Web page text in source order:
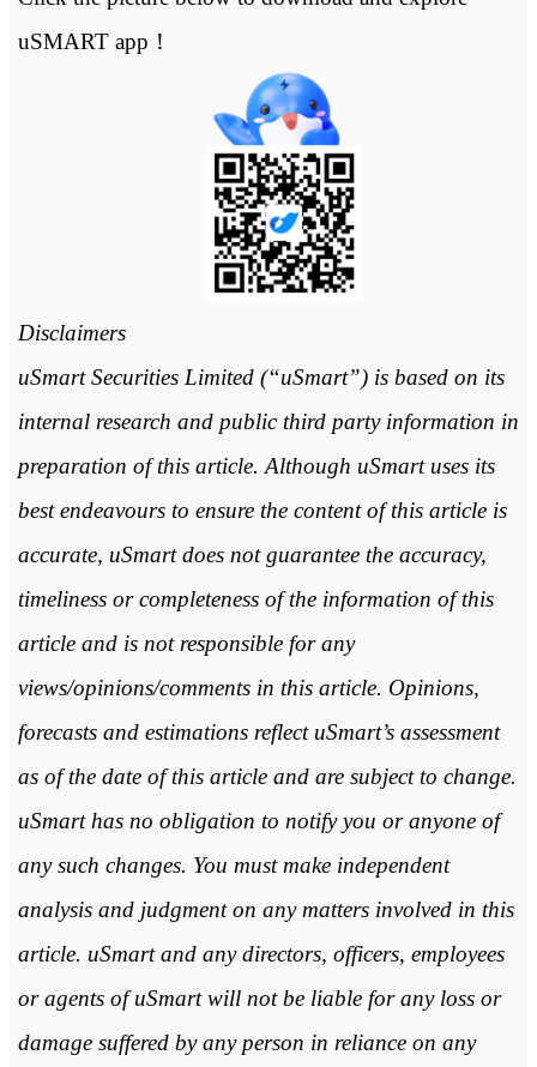
uSMART app！
Disclaimers
uSmart Securities Limited (“uSmart”) is based on its
internal research and public third party information in
preparation of this article. Although uSmart uses its
best endeavours to ensure the content of this article is
accurate, uSmart does not guarantee the accuracy,
timeliness or completeness of the information of this
article and is not responsible for any
views/opinions/comments in this article. Opinions,
forecasts and estimations reflect uSmart’s assessment
as of the date of this article and are subject to change.
uSmart has no obligation to notify you or anyone of
any such changes. You must make independent
analysis and judgment on any matters involved in this
article. uSmart and any directors, officers, employees
or agents of uSmart will not be liable for any loss or
damage suffered by any person in reliance on any